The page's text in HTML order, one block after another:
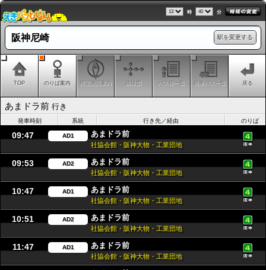
時 分
駅を変更する
阪神尼崎
TOP のりば案内 周辺施設案内 路線図 バス停一覧 発車バス一覧 戻る
あまドラ前 行き
発車時刻 系統 行き先／経由 のりば
09:47 AD1 あまドラ前
社協会館・阪神大物・工業団地
09:53 AD2 あまドラ前
社協会館・阪神大物・工業団地
10:47 AD1 あまドラ前
社協会館・阪神大物・工業団地
10:51 AD2 あまドラ前
社協会館・阪神大物・工業団地
11:47 AD1 あまドラ前
社協会館・阪神大物・工業団地